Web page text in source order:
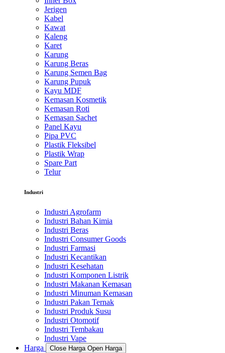
Jerigen
Kabel
Kawat
Kaleng
Karet
Karung
Karung Beras
Karung Semen Bag
Karung Pupuk
Kayu MDF
Kemasan Kosmetik
Kemasan Roti
Kemasan Sachet
Panel Kayu
Pipa PVC
Plastik Fleksibel
Plastik Wrap
Spare Part
Telur
Industri
Industri Agrofarm
Industri Bahan Kimia
Industri Beras
Industri Consumer Goods
Industri Farmasi
Industri Kecantikan
Industri Kesehatan
Industri Komponen Listrik
Industri Makanan Kemasan
Industri Minuman Kemasan
Industri Pakan Ternak
Industri Produk Susu
Industri Otomotif
Industri Tembakau
Industri Vape
Harga
Close Harga Open Harga